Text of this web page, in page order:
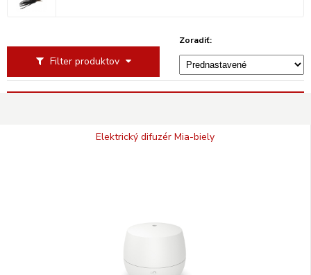
Filter produktov
Zoradiť:
Elektrický difuzér Mia-biely